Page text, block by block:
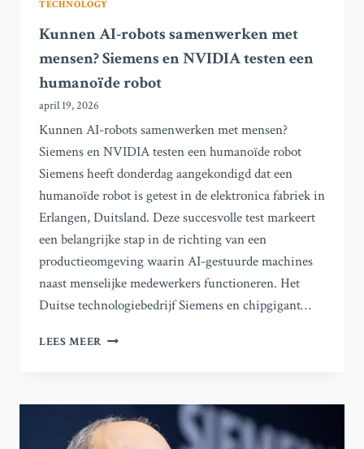
TECHNOLOGY
Kunnen AI-robots samenwerken met
mensen? Siemens en NVIDIA testen een
humanoïde robot
april 19, 2026
Kunnen AI-robots samenwerken met mensen?
Siemens en NVIDIA testen een humanoïde robot
Siemens heeft donderdag aangekondigd dat een
humanoïde robot is getest in de elektronica fabriek in
Erlangen, Duitsland. Deze succesvolle test markeert
een belangrijke stap in de richting van een
productieomgeving waarin AI-gestuurde machines
naast menselijke medewerkers functioneren. Het
Duitse technologiebedrijf Siemens en chipgigant…
LEES MEER KUNNEN
MET
MENSEN?